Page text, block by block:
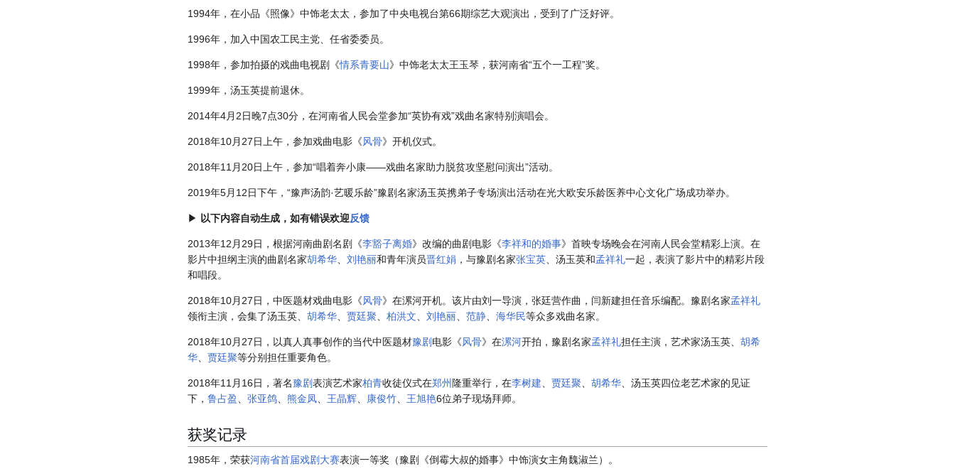
1994年，在小品《照像》中饰老太太，参加了中央电视台第66期综艺大观演出，受到了广泛好评。
1996年，加入中国农工民主党、任省委委员。
1998年，参加拍摄的戏曲电视剧《情系青要山》中饰老太太王玉琴，获河南省“五个一工程”奖。
1999年，汤玉英提前退休。
2014年4月2日晚7点30分，在河南省人民会堂参加“英协有戏”戏曲名家特别演唱会。
2018年10月27日上午，参加戏曲电影《风骨》开机仪式。
2018年11月20日上午，参加“唱着奔小康——戏曲名家助力脱贫攻坚慰问演出”活动。
2019年5月12日下午，“豫声汤韵·艺暖乐龄”豫剧名家汤玉英携弟子专场演出活动在光大欧安乐龄医养中心文化广场成功举办。
▶ 以下内容自动生成，如有错误欢迎反馈
2013年12月29日，根据河南曲剧名剧《李豁子离婚》改编的曲剧电影《李祥和的婚事》首映专场晚会在河南人民会堂精彩上演。在
影片中担纲主演的曲剧名家胡希华 刘艳丽和青年演员晋红娟 ，与豫剧名家张宝英 汤玉英和孟祥礼一起，表演了影片中的精彩片段
和唱段。
2018年10月27日，中医题材戏曲电影《风骨》在漯河开机。该片由刘一导演，张廷营作曲，闫新建担任音乐编配。豫剧名家孟祥礼
领衔主演，会集了汤玉英 胡希华 贾廷聚 柏洪文 刘艳丽 范静 海华民等众多戏曲名家。
2018年10月27日，以真人真事创作的当代中医题材豫剧 电影《风骨》在漯河开拍，豫剧名家孟祥礼担任主演，艺术家汤玉英
胡希
华
贾廷聚等分别担任重要角色。
2018年11月16日，著名豫剧表演艺术家柏青收徒仪式在郑州 隆重举行，在李树建 贾廷聚 胡希华 汤玉英四位老艺术家的见证
下， 鲁占盈 张亚鸽 熊金凤 王晶辉 康俊竹 王旭艳6位弟子现场拜师。
获奖记录
1985年，荣获河南省首届戏剧大赛表演一等奖（豫剧《倒霉大叔的婚事》中饰演女主角魏淑兰）。